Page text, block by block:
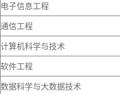
电子信息工程
通信工程
计算机科学与技术
软件工程
数据科学与大数据技术